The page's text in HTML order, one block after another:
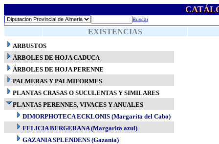
Buscar
EXISTENCIAS
ARBUSTOS
ÁRBOLES DE HOJA CADUCA
ÁRBOLES DE HOJA PERENNE
PALMERAS Y PALMIFORMES
PLANTAS CRASAS O SUCULENTAS Y SIMILARES
PLANTAS PERENNES, VIVACES Y ANUALES
DIMORPHOTECA ECKLONIS (Margarita del Cabo)
FELICIA BERGERANA (Margarita azul)
GAZANIA SPLENDENS (Gazania)